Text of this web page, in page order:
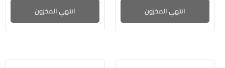
انتهي المخزون انتهي المخزون